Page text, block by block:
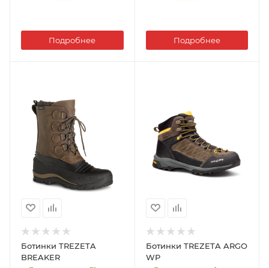
Подробнее Подробнее
Ботинки TREZETA
BREAKER
Ботинки TREZETA ARGO
WP